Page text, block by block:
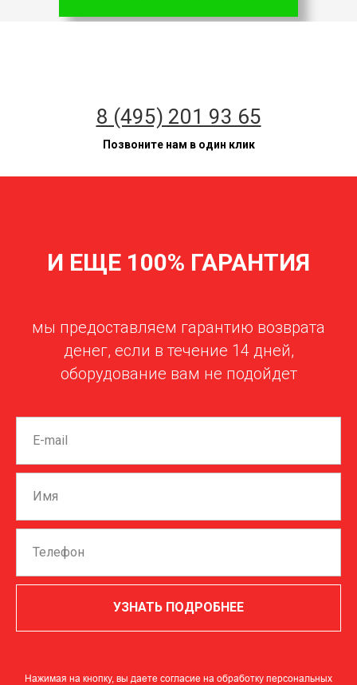
8 (495) 201 93 65
Позвоните нам в один клик
И ЕЩЕ 100% ГАРАНТИЯ
мы предоставляем гарантию возврата
денег, если в течение 14 дней,
оборудование вам не подойдет
УЗНАТЬ ПОДРОБНЕЕ
Нажимая на кнопку, вы даете согласие на обработку персональных